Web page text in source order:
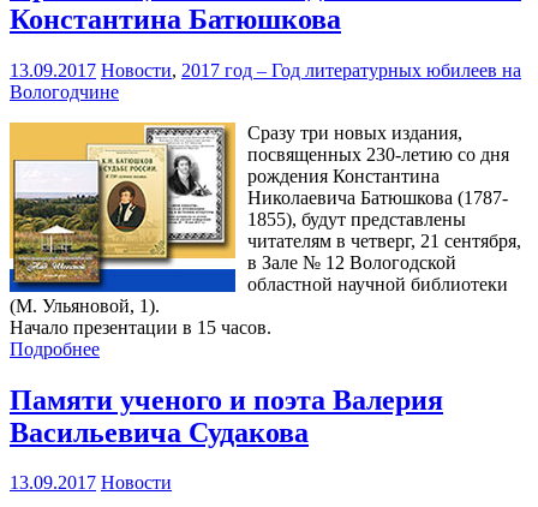
Константина Батюшкова
13.09.2017 Новости, 2017 год – Год литературных юбилеев на
Вологодчине
Сразу три новых издания,
посвященных 230-летию со дня
рождения Константина
Николаевича Батюшкова (1787-
1855), будут представлены
читателям в четверг, 21 сентября,
в Зале № 12 Вологодской
областной научной библиотеки
(М. Ульяновой, 1).
Начало презентации в 15 часов.
Подробнее
Памяти ученого и поэта Валерия
Васильевича Судакова
13.09.2017 Новости